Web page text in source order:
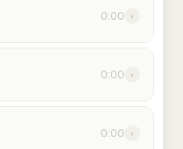
0:00 ›
0:00 ›
0:00 ›